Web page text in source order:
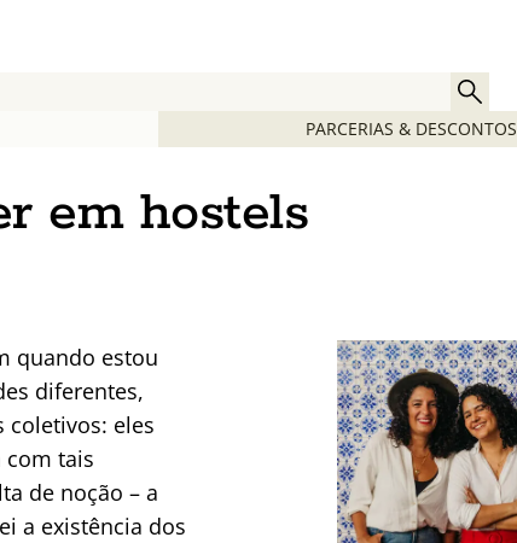
PARCERIAS & DESCONTOS
em hostels
quando estou
diferentes,
coletivos: eles
com tais
de noção – a
a existência dos